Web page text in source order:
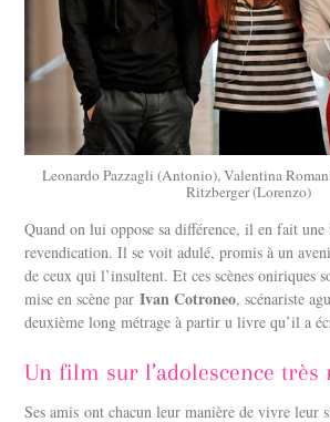
Leonardo Pazzagli (Antonio), Valentina
Ritzberger (Lorenzo)
Quand on lui oppose sa différence, il en fait une
revendication. Il se voit adulé, promis à un
de ceux qui l’insultent. Et ces scènes oniriques
mise en scène parIvan Cotroneo, scénariste
deuxième long métrage à partir u livre qu’il a
Un film sur l’adolescence très
Ses amis ont chacun leur manière de vivre leur